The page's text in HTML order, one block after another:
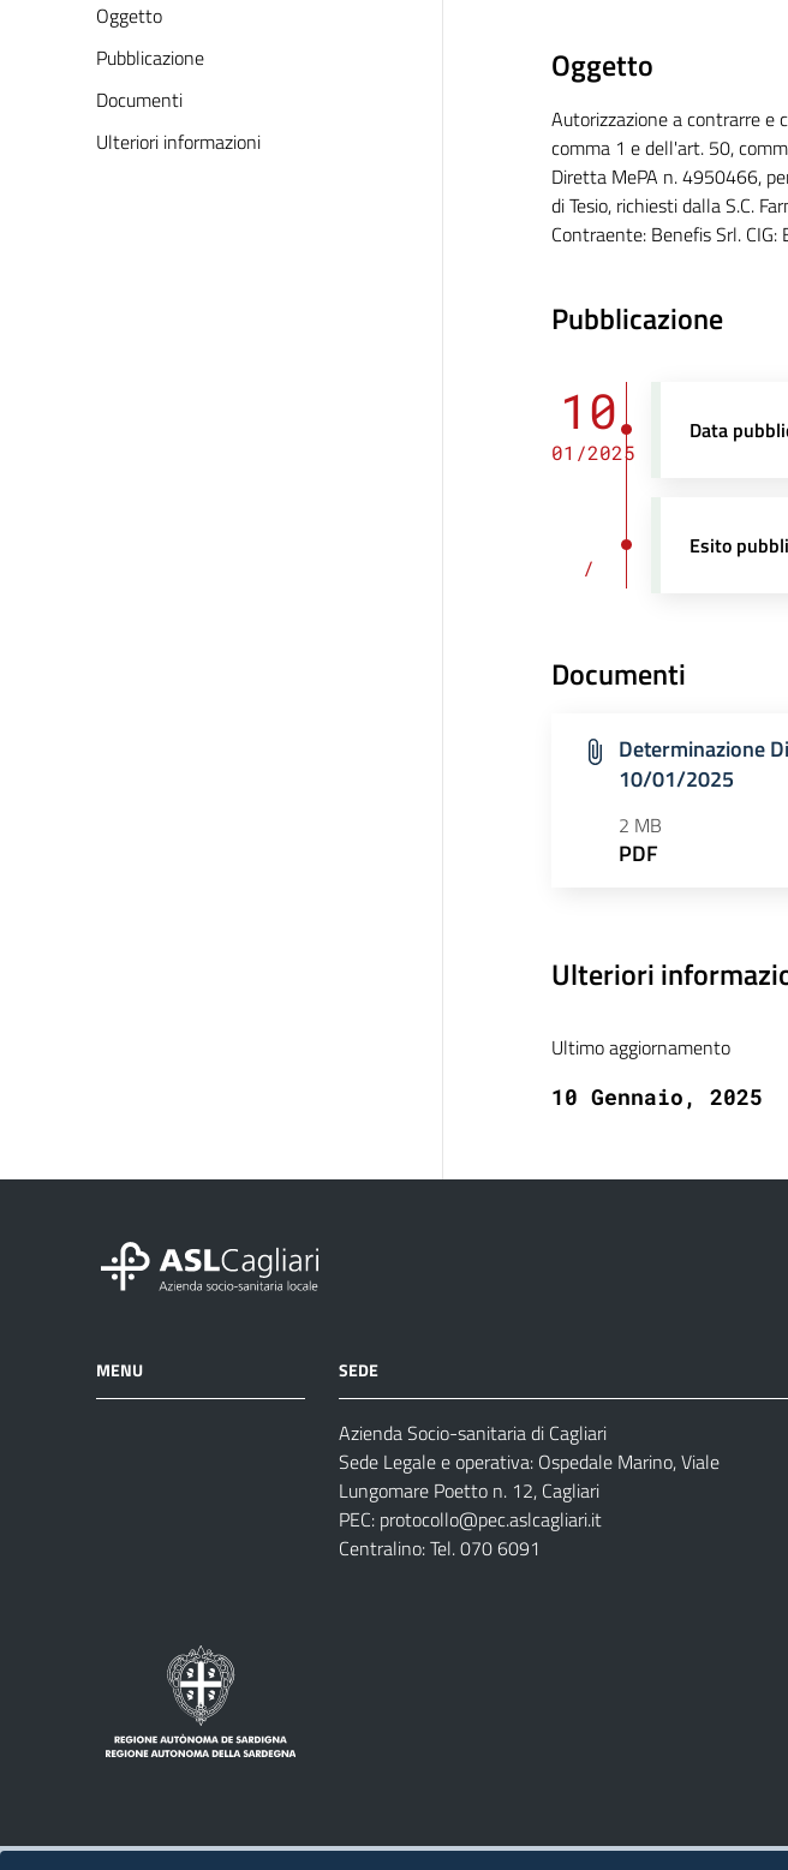
Oggetto
Pubblicazione
Documenti
Ulteriori informazioni
Oggetto
Autorizzazione a contrarre
comma 1 e dell'art. 50,
Diretta MePA n. 4950466,
di Tesio, richiesti dalla S.C.
Contraente: Benefis Srl.
Pubblicazione
10
01/2025
Data
/
Esito
Documenti
Determinazione
10/01/2025
2 MB
PDF
Ulteriori
Ultimo aggiornamento
10 Gennaio, 2025
MENU SEDE
Azienda Socio-sanitaria di Cagliari
Sede Legale e operativa: Ospedale Marino, Viale
Lungomare Poetto n. 12, Cagliari
PEC: protocollo@pec.aslcagliari.it
Centralino: Tel. 070 6091